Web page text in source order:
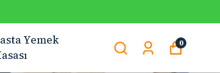
Yemek
0